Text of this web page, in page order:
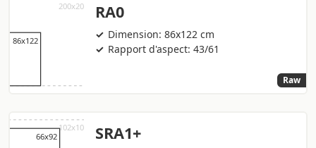
RA0
Dimension: 86x122 cm
Rapport d'aspect: 43/61
Raw
SRA1+